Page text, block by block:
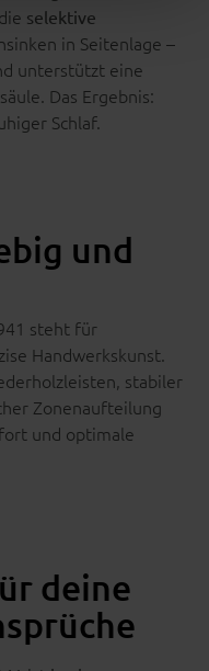
selektive
in Seitenlage –
unterstützt eine
Das Ergebnis:
Schlaf.
und
steht für
Handwerkskunst.
stabiler
Zonenaufteilung
und optimale
deine